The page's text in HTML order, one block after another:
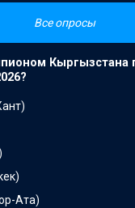
Все опросы
Кыргызстана
Ата)